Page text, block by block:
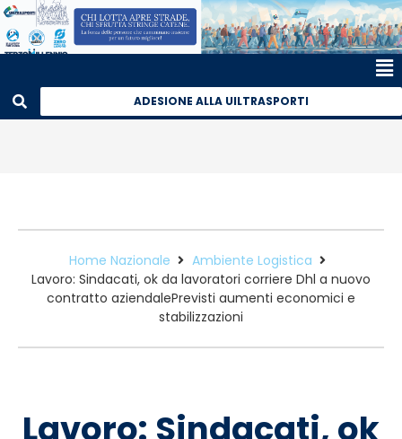
ADESIONE ALLA UILTRASPORTI
Home Nazionale
Ambiente Logistica
Lavoro: Sindacati, ok da lavoratori corriere Dhl a nuovo
contratto aziendalePrevisti aumenti economici e
stabilizzazioni
Lavoro: Sindacati, ok